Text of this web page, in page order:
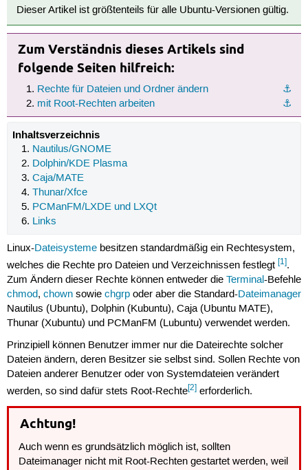
Dieser Artikel ist größtenteils für alle Ubuntu-Versionen gültig.
Zum Verständnis dieses Artikels sind
folgende Seiten hilfreich:
⚓︎
Rechte für Dateien und Ordner ändern
⚓︎
mit Root-Rechten arbeiten
Inhaltsverzeichnis
Nautilus/GNOME
Dolphin/KDE Plasma
Caja/MATE
Thunar/Xfce
PCManFM/LXDE und LXQt
Links
Linux-Dateisystemebesitzen standardmäßig ein Rechtesystem,
welches die Rechte pro Dateien und Verzeichnissen festlegt [1].
Zum Ändern dieser Rechte können entweder die Terminal-Befehle
chmod, chownsowie chgrpoder aber die Standard-Dateimanager
Nautilus (Ubuntu), Dolphin (Kubuntu), Caja (Ubuntu MATE),
Thunar (Xubuntu) und PCManFM (Lubuntu) verwendet werden.
Prinzipiell können Benutzer immer nur die Dateirechte solcher
Dateien ändern, deren Besitzer sie selbst sind. Sollen Rechte von
Dateien anderer Benutzer oder von Systemdateien verändert
werden, so sind dafür stets Root-Rechte[2]erforderlich.
Achtung!
Auch wenn es grundsätzlich möglich ist, sollten
Dateimanager nicht mit Root-Rechten gestartet werden, weil